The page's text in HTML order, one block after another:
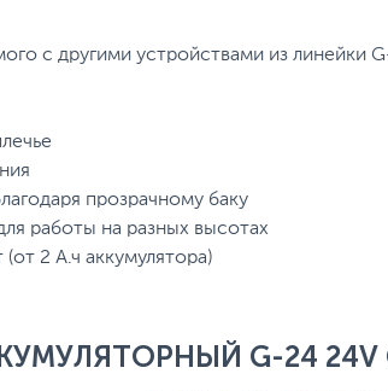
с другими устройствами из
прозрачному баку
работы на разных высотах
2 А.ч аккумулятора)
G-24 24V